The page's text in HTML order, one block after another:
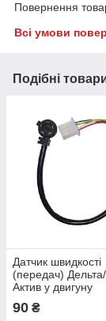
Повернення
Всі умови
Подібні
Датчик швидкості
(передач)
Актив у двигуну
90 ₴